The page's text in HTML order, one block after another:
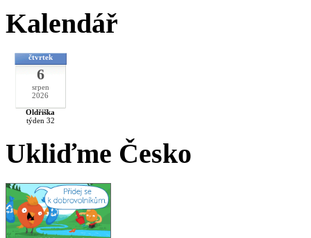
Kalendář
čtvrtek
6
srpen
2026
Oldřiška
týden 32
Ukliďme Česko